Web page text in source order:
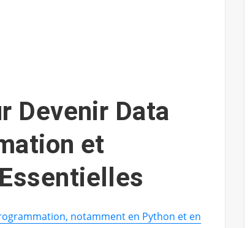
Devenir Data
et
notamment en Python et en